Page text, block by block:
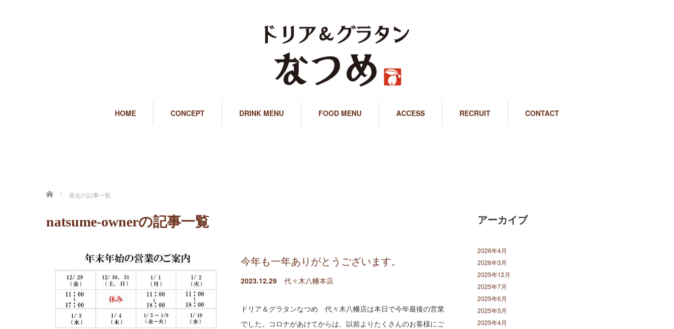
HOME CONCEPT DRINK MENU FOOD MENU ACCESS RECRUIT CONTACT
ホーム 過去の記事一覧
natsume-ownerの記事一覧
今年も一年ありがとうございます。
2023.12.29 代々木八幡本店
ドリア＆グラタンなつめ 代々木八幡店は本日で今年最後の営業
でした。コロナがあけてからは、以前よりたくさんのお客様にご
アーカイブ
2026年4月
2026年3月
2025年12月
2025年7月
2025年6月
2025年5月
2025年4月